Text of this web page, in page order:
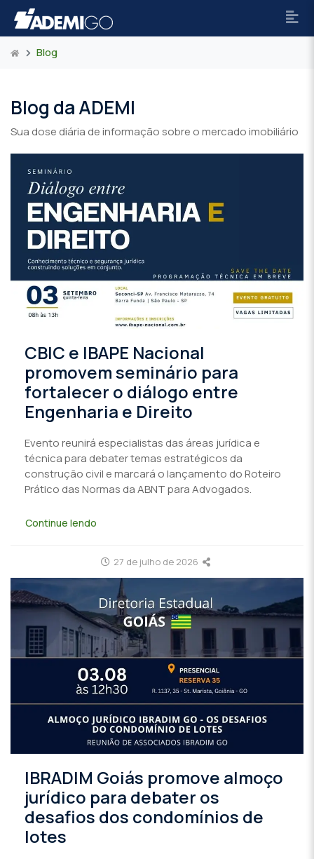
Blog
Blog da ADEMI
Sua dose diária de informação sobre o mercado imobiliário
CBIC e IBAPE Nacional
promovem seminário para
fortalecer o diálogo entre
Engenharia e Direito
Evento reunirá especialistas das áreas jurídica e
técnica para debater temas estratégicos da
construção civil e marcará o lançamento do Roteiro
Prático das Normas da ABNT para Advogados.
Continue lendo
27 de julho de 2026
IBRADIM Goiás promove almoço
jurídico para debater os
desafios dos condomínios de
lotes